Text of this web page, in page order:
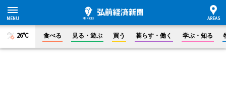
26°C 食べる 見る・遊ぶ 買う 暮らす・働く 学ぶ・知る